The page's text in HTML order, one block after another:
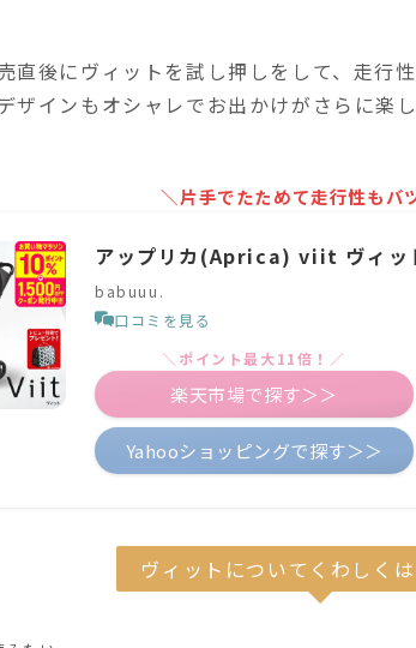
直後にヴィットを試し押しをして、走行
ザインもオシャレでお出かけがさらに楽
＼片手でたためて走行性もバ
アップリカ(Aprica) viit ヴィッ
babuuu.
口コミを見る
＼ポイント最大11倍！／
楽天市場で探す＞＞
Yahooショッピングで探す＞＞
ヴィットについてくわしくは